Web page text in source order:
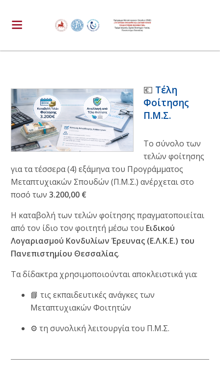
💶 Τέλη
Φοίτησης
Π.Μ.Σ.
Το σύνολο των
τελών φοίτησης
για τα τέσσερα (4) εξάμηνα του Προγράμματος
Μεταπτυχιακών Σπουδών (Π.Μ.Σ.) ανέρχεται στο
ποσό των3.200,00 €
Η καταβολή των τελών φοίτησης πραγματοποιείται
από τον ίδιο τον φοιτητή μέσω του Ειδικού
Λογαριασμού Κονδυλίων Έρευνας (Ε.Λ.Κ.Ε.) του
Πανεπιστημίου Θεσσαλίας.
Τα δίδακτρα χρησιμοποιούνται αποκλειστικά για:
📘 τις εκπαιδευτικές ανάγκες των
Μεταπτυχιακών Φοιτητών
⚙️ τη συνολική λειτουργία του Π.Μ.Σ.